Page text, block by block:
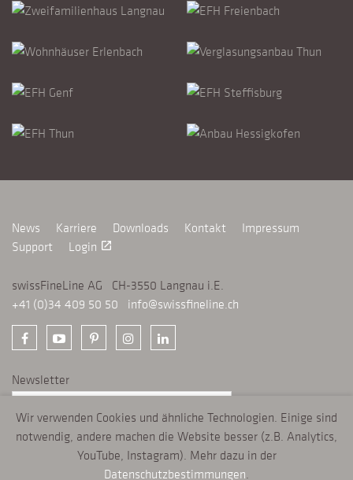
News Karriere Downloads Kontakt
Impressum
Support
Login launch
swissFineLine AG CH-3550 Langnau i.E.
+41 (0)34 409 50 50
info@swissfineline.ch
Newsletter
ANMELDENchevron_right
swissFineLine verwendet Cookies, um Ihr Online-Erlebnis zu verbessern. Mit
Wir verwenden Cookies und ähnliche Technologien. Einige sind
notwendig, andere machen die Website besser (z.B. Analytics,
YouTube, Instagram). Mehr dazu in der
Datenschutzbestimmungen.